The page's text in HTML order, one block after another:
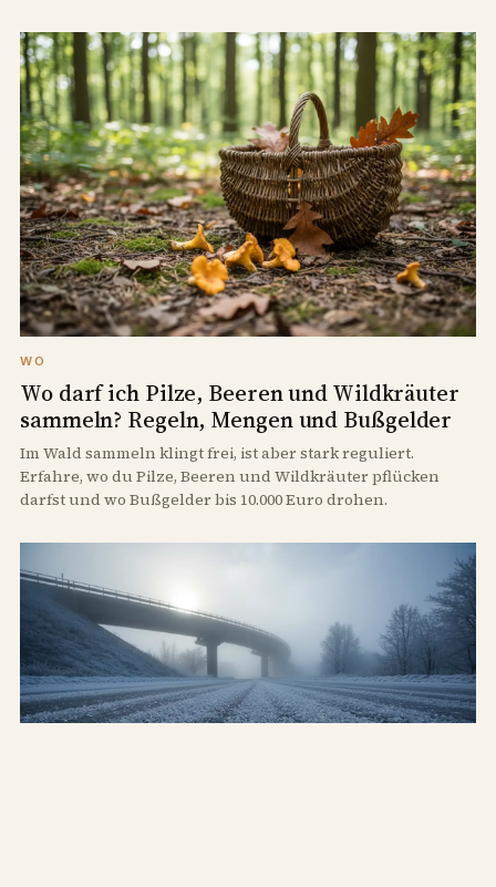
WO
Wo darf ich Pilze, Beeren und Wildkräuter
sammeln? Regeln, Mengen und Bußgelder
Im Wald sammeln klingt frei, ist aber stark reguliert.
Erfahre, wo du Pilze, Beeren und Wildkräuter pflücken
darfst und wo Bußgelder bis 10.000 Euro drohen.